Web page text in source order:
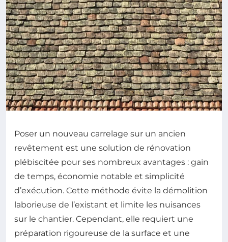
Poser un nouveau carrelage sur un ancien
revêtement est une solution de rénovation
plébiscitée pour ses nombreux avantages : gain
de temps, économie notable et simplicité
d’exécution. Cette méthode évite la démolition
laborieuse de l’existant et limite les nuisances
sur le chantier. Cependant, elle requiert une
préparation rigoureuse de la surface et une